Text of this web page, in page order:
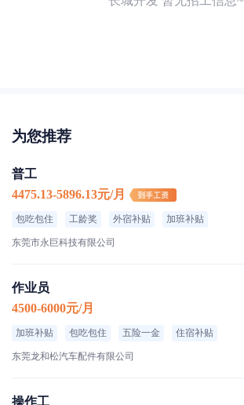
为您推荐
普工
4475.13-5896.13元/月
包吃包住 工龄奖 外宿补贴 加班补贴
东莞市永巨科技有限公司
作业员
4500-6000元/月
加班补贴 包吃包住 五险一金 住宿补贴
东莞龙和松汽车配件有限公司
操作工